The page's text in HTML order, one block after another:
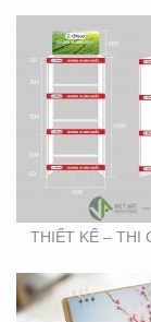
THIẾT KẾ – THI
THIẾT KẾ
LỊCH TẾT